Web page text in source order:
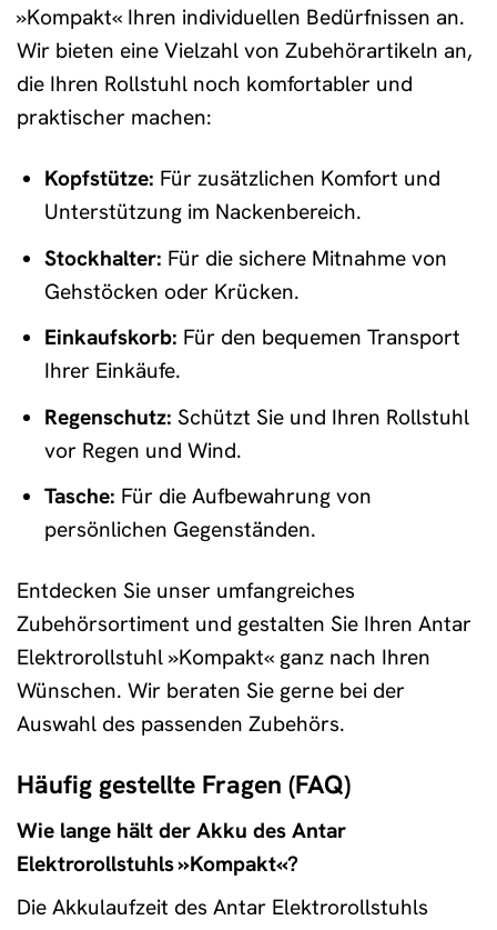
»Kompakt« Ihren individuellen Bedürfnissen an.
Wir bieten eine Vielzahl von Zubehörartikeln an,
die Ihren Rollstuhl noch komfortabler und
praktischer machen:
Kopfstütze: Für zusätzlichen Komfort und
Unterstützung im Nackenbereich.
Stockhalter: Für die sichere Mitnahme von
Gehstöcken oder Krücken.
Einkaufskorb: Für den bequemen Transport
Ihrer Einkäufe.
Regenschutz: Schützt Sie und Ihren Rollstuhl
vor Regen und Wind.
Tasche: Für die Aufbewahrung von
persönlichen Gegenständen.
Entdecken Sie unser umfangreiches
Zubehörsortiment und gestalten Sie Ihren Antar
Elektrorollstuhl »Kompakt« ganz nach Ihren
Wünschen. Wir beraten Sie gerne bei der
Auswahl des passenden Zubehörs.
Häufig gestellte Fragen (FAQ)
Wie lange hält der Akku des Antar
Elektrorollstuhls »Kompakt«?
Die Akkulaufzeit des Antar Elektrorollstuhls